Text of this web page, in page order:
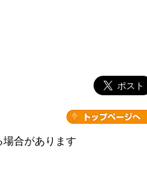
合があります